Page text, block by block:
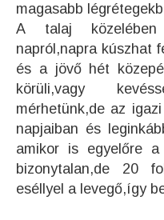
magasabb
A talaj
napról,napra kúszhat
és a jövő hét
körüli,vagy
mérhetünk,de az
napjaiban és
amikor is egyelőre
bizonytalan,de 20
eséllyel a levegő,így